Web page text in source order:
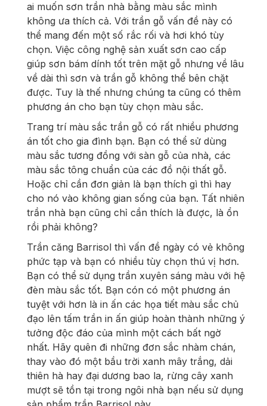
ai muốn sơn trần nhà bằng màu sắc mình
không ưa thích cả. Với trần gỗ vấn đề này có
thể mang đến một số rắc rối và hơi khó tùy
chọn. Việc công nghệ sản xuất sơn cao cấp
giúp sơn bám dính tốt trên mặt gỗ nhưng về lâu
về dài thì sơn và trần gỗ không thể bên chặt
được. Tuy là thế nhưng chúng ta cũng có thêm
phương án cho bạn tùy chọn màu sắc.
Trang trí màu sắc trần gỗ có rất nhiều phương
án tốt cho gia đình bạn. Bạn có thể sử dùng
màu sắc tương đồng với sàn gỗ của nhà, các
màu sắc tông chuẩn của các đồ nội thất gỗ.
Hoặc chỉ cần đơn giản là bạn thích gì thì hay
cho nó vào không gian sống của bạn. Tất nhiên
trần nhà bạn cũng chỉ cần thích là được, là ổn
rồi phải không?
Trần căng Barrisol thì vấn đề ngày có vẻ không
phức tạp và bạn có nhiều tùy chọn thú vị hơn.
Bạn có thể sử dụng trần xuyên sáng màu với hệ
đèn màu sắc tốt. Bạn cón có một phương án
tuyệt với hơn là in ấn các họa tiết màu sắc chủ
đạo lên tấm trần in ấn giúp hoàn thành những ý
tưởng độc đáo của mình một cách bất ngờ
nhất. Hãy quên đi những đơn sắc nhàm chán,
thay vào đó một bầu trời xanh mây trắng, dải
thiên hà hay đại dương bao la, rừng cây xanh
mượt sẽ tồn tại trong ngôi nhà bạn nếu sử dụng